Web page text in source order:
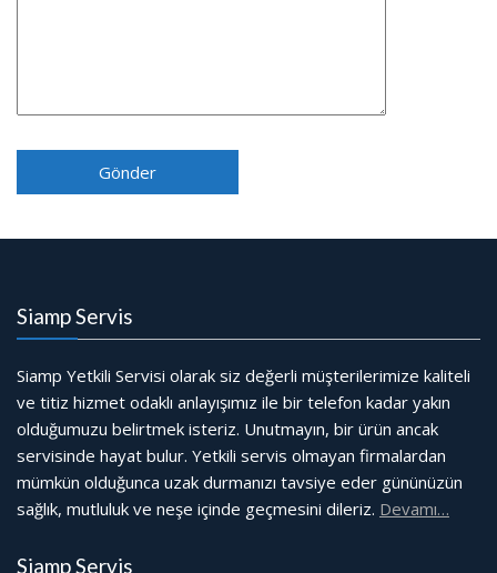
Siamp Servis
Siamp Yetkili Servisi olarak siz değerli müşterilerimize kaliteli
ve titiz hizmet odaklı anlayışımız ile bir telefon kadar yakın
olduğumuzu belirtmek isteriz. Unutmayın, bir ürün ancak
servisinde hayat bulur. Yetkili servis olmayan firmalardan
mümkün olduğunca uzak durmanızı tavsiye eder gününüzün
sağlık, mutluluk ve neşe içinde geçmesini dileriz. Devamı…
Siamp Servis